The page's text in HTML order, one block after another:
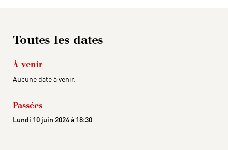
Toutes les dates
À venir
Aucune date à venir.
Passées
Lundi 10 juin 2024 à 18:30